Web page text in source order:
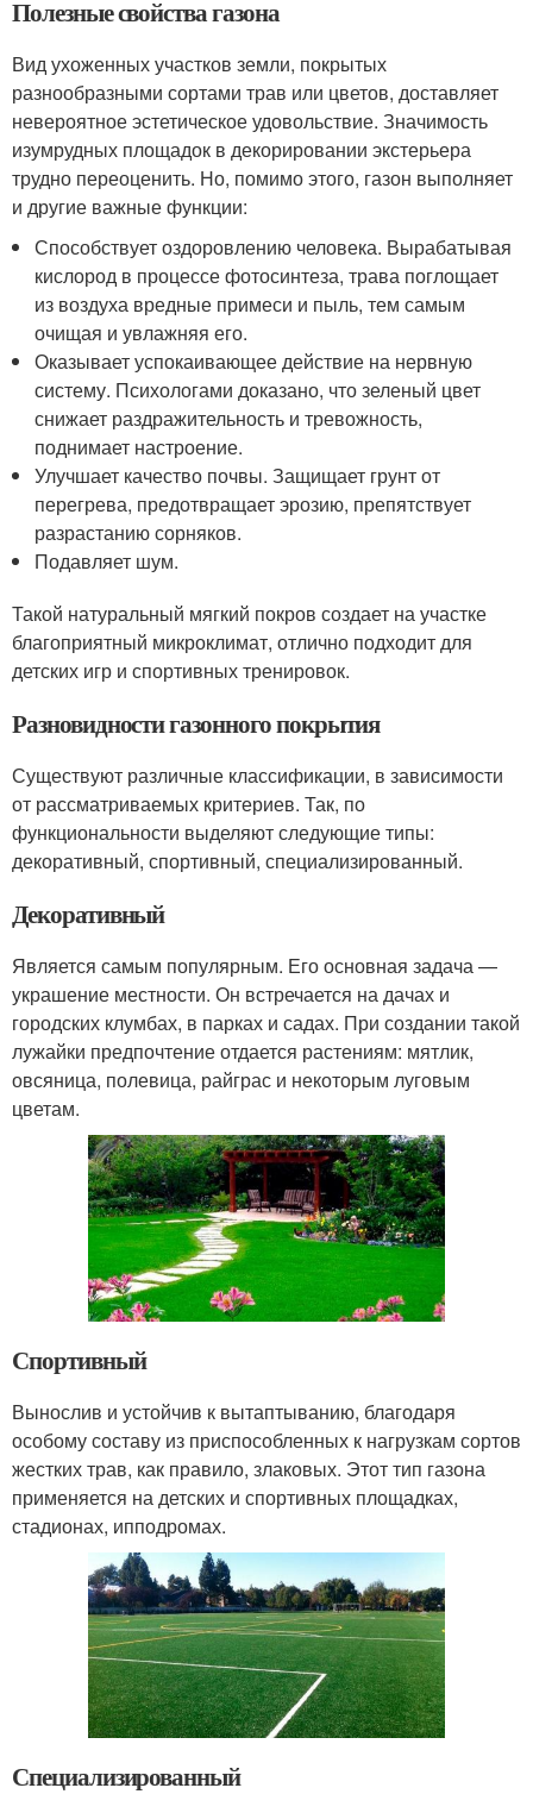
Полезные свойства газона
Вид ухоженных участков земли, покрытых
разнообразными сортами трав или цветов, доставляет
невероятное эстетическое удовольствие. Значимость
изумрудных площадок в декорировании экстерьера
трудно переоценить. Но, помимо этого, газон выполняет
и другие важные функции:
Способствует оздоровлению человека. Вырабатывая
кислород в процессе фотосинтеза, трава поглощает
из воздуха вредные примеси и пыль, тем самым
очищая и увлажняя его.
Оказывает успокаивающее действие на нервную
систему. Психологами доказано, что зеленый цвет
снижает раздражительность и тревожность,
поднимает настроение.
Улучшает качество почвы. Защищает грунт от
перегрева, предотвращает эрозию, препятствует
разрастанию сорняков.
Подавляет шум.
Такой натуральный мягкий покров создает на участке
благоприятный микроклимат, отлично подходит для
детских игр и спортивных тренировок.
Разновидности газонного покрытия
Существуют различные классификации, в зависимости
от рассматриваемых критериев. Так, по
функциональности выделяют следующие типы:
декоративный, спортивный, специализированный.
Декоративный
Является самым популярным. Его основная задача —
украшение местности. Он встречается на дачах и
городских клумбах, в парках и садах. При создании такой
лужайки предпочтение отдается растениям: мятлик,
овсяница, полевица, райграс и некоторым луговым
цветам.
Спортивный
Вынослив и устойчив к вытаптыванию, благодаря
особому составу из приспособленных к нагрузкам сортов
жестких трав, как правило, злаковых. Этот тип газона
применяется на детских и спортивных площадках,
стадионах, ипподромах.
Специализированный